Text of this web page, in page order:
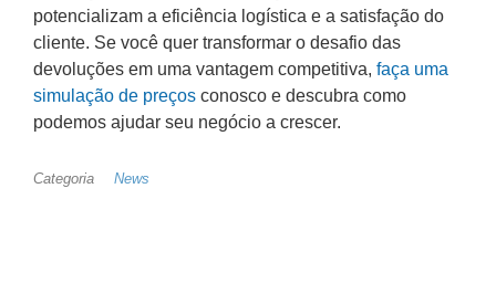
potencializam a eficiência logística e a satisfação do
cliente. Se você quer transformar o desafio das
devoluções em uma vantagem competitiva, faça uma
simulação de preços conosco e descubra como
podemos ajudar seu negócio a crescer.
Categoria News